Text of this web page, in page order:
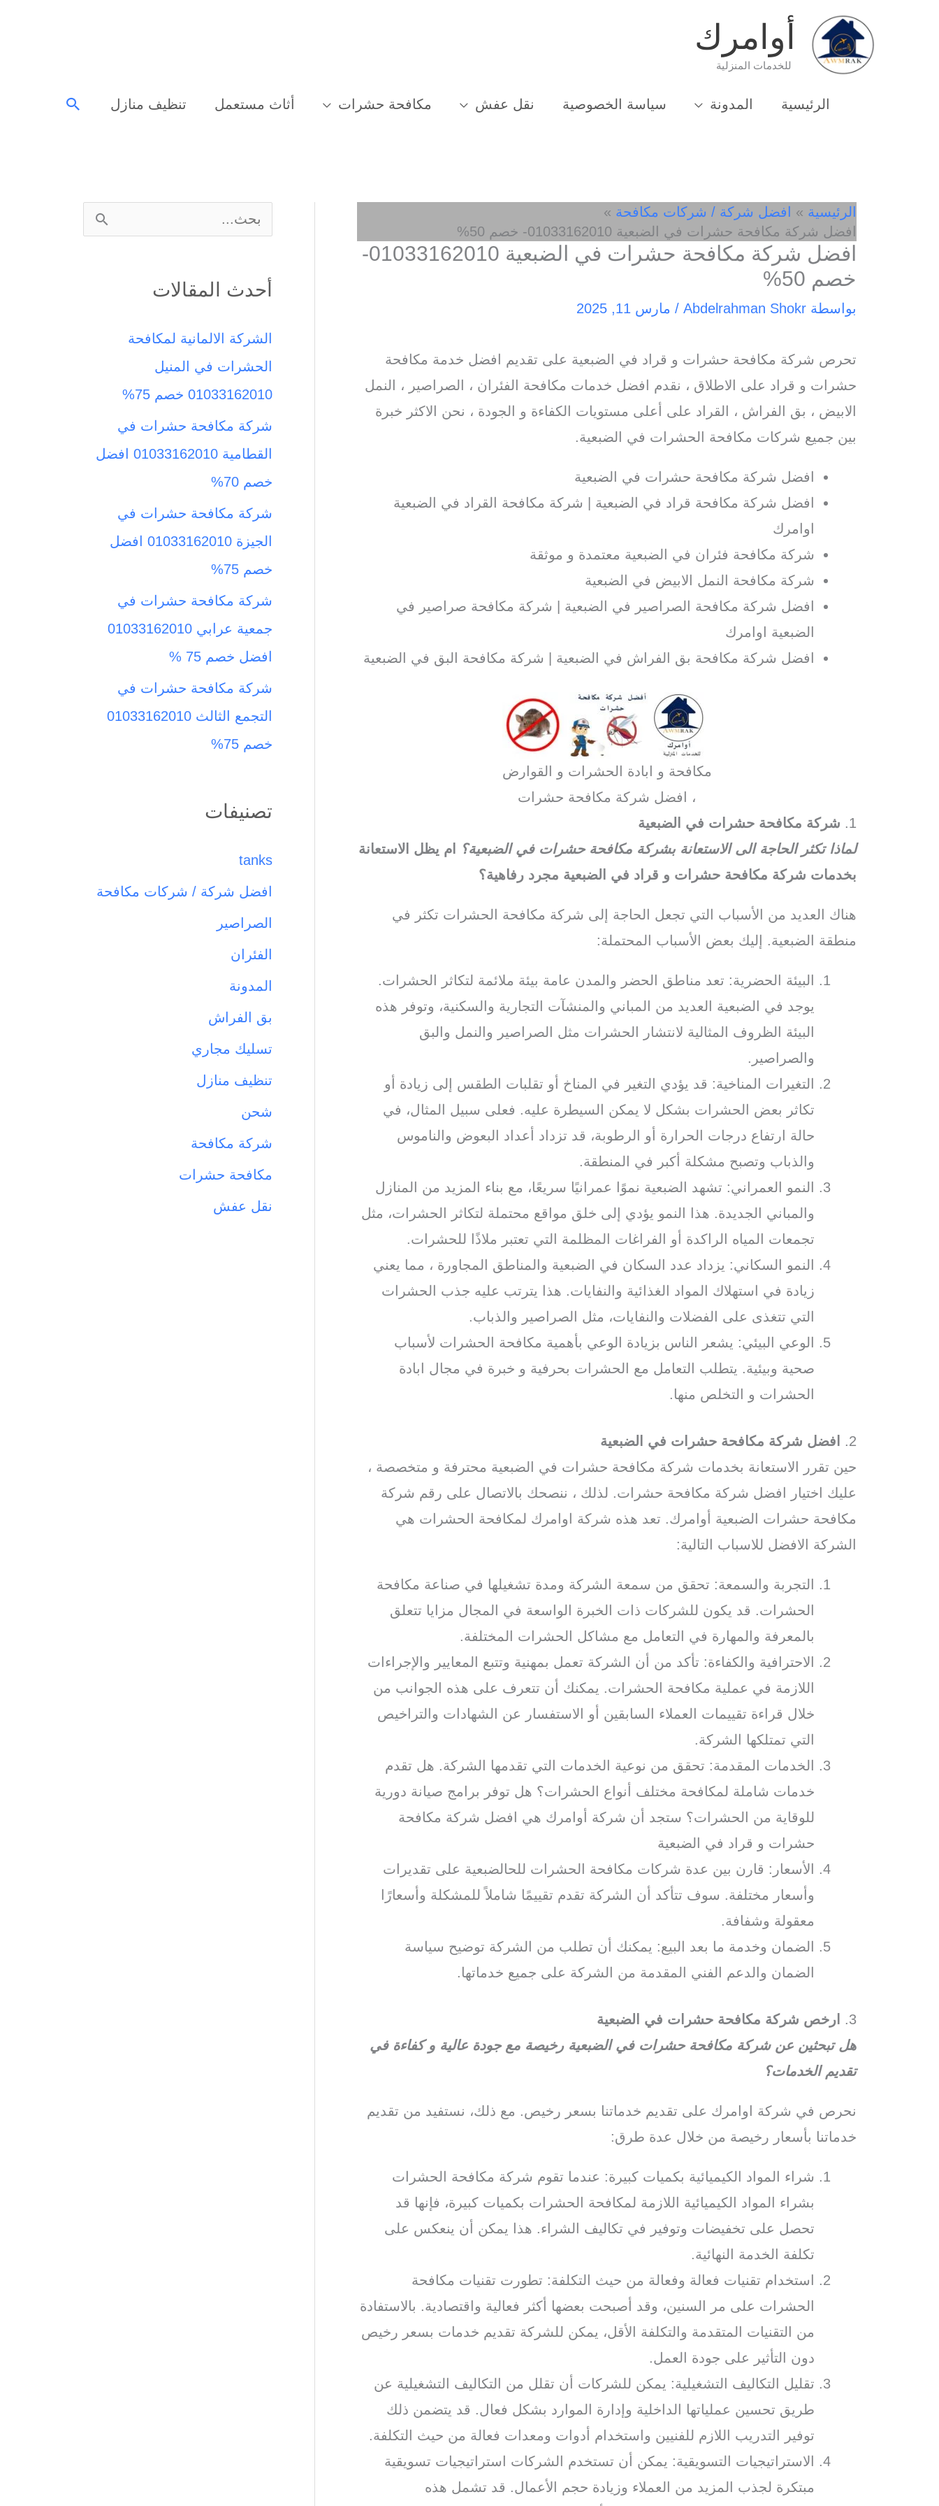
أوامرك
للخدمات المنزلية
الرئيسية المدونة سياسة الخصوصية نقل عفش مكافحة حشرات أثاث مستعمل تنظيف منازل البحث
الرئيسية
افضل شركة / شركات مكافحة
افضل شركة مكافحة حشرات في الضبعية 01033162010- خصم 50%
افضل شركة مكافحة حشرات في الضبعية 01033162010-
خصم 50%
بواسطة Abdelrahman Shokr
/ مارس 11, 2025
تحرص شركة مكافحة حشرات و قراد في الضبعية على تقديم افضل خدمة مكافحة
حشرات و قراد على الاطلاق ، نقدم افضل خدمات مكافحة الفئران ، الصراصير ، النمل
الابيض ، بق الفراش ، القراد على أعلى مستويات الكفاءة و الجودة ، نحن الاكثر خبرة
بين جميع شركات مكافحة الحشرات في الضبعية.
افضل شركة مكافحة حشرات في الضبعية
افضل شركة مكافحة قراد في الضبعية | شركة مكافحة القراد في الضبعية
اوامرك
شركة مكافحة فئران في الضبعية معتمدة و موثقة
شركة مكافحة النمل الابيض في الضبعية
افضل شركة مكافحة الصراصير في الضبعية | شركة مكافحة صراصير في
الضبعية اوامرك
افضل شركة مكافحة بق الفراش في الضبعية | شركة مكافحة البق في الضبعية
مكافحة و ابادة الحشرات و القوارض
، افضل شركة مكافحة حشرات
1.
شركة مكافحة حشرات في الضبعية
لماذا تكثر الحاجة الى الاستعانة بشركة مكافحة حشرات في الضبعية؟
ام يظل الاستعانة
بخدمات شركة مكافحة حشرات و قراد في الضبعية مجرد رفاهية؟
هناك العديد من الأسباب التي تجعل الحاجة إلى شركة مكافحة الحشرات تكثر في
منطقة الضبعية. إليك بعض الأسباب المحتملة:
البيئة الحضرية: تعد مناطق الحضر والمدن عامة بيئة ملائمة لتكاثر الحشرات.
يوجد في الضبعية العديد من المباني والمنشآت التجارية والسكنية، وتوفر هذه
البيئة الظروف المثالية لانتشار الحشرات مثل الصراصير والنمل والبق
والصراصير.
التغيرات المناخية: قد يؤدي التغير في المناخ أو تقلبات الطقس إلى زيادة أو
تكاثر بعض الحشرات بشكل لا يمكن السيطرة عليه. فعلى سبيل المثال، في
حالة ارتفاع درجات الحرارة أو الرطوبة، قد تزداد أعداد البعوض والناموس
والذباب وتصبح مشكلة أكبر في المنطقة.
النمو العمراني: تشهد الضبعية نموًا عمرانيًا سريعًا، مع بناء المزيد من المنازل
والمباني الجديدة. هذا النمو يؤدي إلى خلق مواقع محتملة لتكاثر الحشرات، مثل
تجمعات المياه الراكدة أو الفراغات المظلمة التي تعتبر ملاذًا للحشرات.
النمو السكاني: يزداد عدد السكان في الضبعية والمناطق المجاورة ، مما يعني
زيادة في استهلاك المواد الغذائية والنفايات. هذا يترتب عليه جذب الحشرات
التي تتغذى على الفضلات والنفايات، مثل الصراصير والذباب.
الوعي البيئي: يشعر الناس بزيادة الوعي بأهمية مكافحة الحشرات لأسباب
صحية وبيئية. يتطلب التعامل مع الحشرات بحرفية و خبرة في مجال ابادة
الحشرات و التخلص منها.
2.
افضل شركة مكافحة حشرات في الضبعية
حين تقرر الاستعانة بخدمات شركة مكافحة حشرات في الضبعية محترفة و متخصصة ،
عليك اختيار افضل شركة مكافحة حشرات. لذلك ، ننصحك بالاتصال على رقم شركة
مكافحة حشرات الضبعية أوامرك. تعد هذه شركة اوامرك لمكافحة الحشرات هي
الشركة الافضل للاسباب التالية:
التجربة والسمعة: تحقق من سمعة الشركة ومدة تشغيلها في صناعة مكافحة
الحشرات. قد يكون للشركات ذات الخبرة الواسعة في المجال مزايا تتعلق
بالمعرفة والمهارة في التعامل مع مشاكل الحشرات المختلفة.
الاحترافية والكفاءة: تأكد من أن الشركة تعمل بمهنية وتتبع المعايير والإجراءات
اللازمة في عملية مكافحة الحشرات. يمكنك أن تتعرف على هذه الجوانب من
خلال قراءة تقييمات العملاء السابقين أو الاستفسار عن الشهادات والتراخيص
التي تمتلكها الشركة.
الخدمات المقدمة: تحقق من نوعية الخدمات التي تقدمها الشركة. هل تقدم
خدمات شاملة لمكافحة مختلف أنواع الحشرات؟ هل توفر برامج صيانة دورية
للوقاية من الحشرات؟ ستجد أن شركة أوامرك هي افضل شركة مكافحة
حشرات و قراد في الضبعية
الأسعار: قارن بين عدة شركات مكافحة الحشرات للحالضبعية على تقديرات
وأسعار مختلفة. سوف تتأكد أن الشركة تقدم تقييمًا شاملاً للمشكلة وأسعارًا
معقولة وشفافة.
الضمان وخدمة ما بعد البيع: يمكنك أن تطلب من الشركة توضيح سياسة
الضمان والدعم الفني المقدمة من الشركة على جميع خدماتها.
3.
ارخص شركة مكافحة حشرات في الضبعية
هل تبحثين عن شركة مكافحة حشرات في الضبعية رخيصة مع جودة عالية و كفاءة في
تقديم الخدمات؟
نحرص في شركة اوامرك على تقديم خدماتنا بسعر رخيص. مع ذلك، نستفيد من تقديم
خدماتنا بأسعار رخيصة من خلال عدة طرق:
شراء المواد الكيميائية بكميات كبيرة: عندما تقوم شركة مكافحة الحشرات
بشراء المواد الكيميائية اللازمة لمكافحة الحشرات بكميات كبيرة، فإنها قد
تحصل على تخفيضات وتوفير في تكاليف الشراء. هذا يمكن أن ينعكس على
تكلفة الخدمة النهائية.
استخدام تقنيات فعالة وفعالة من حيث التكلفة: تطورت تقنيات مكافحة
الحشرات على مر السنين، وقد أصبحت بعضها أكثر فعالية واقتصادية. بالاستفادة
من التقنيات المتقدمة والتكلفة الأقل، يمكن للشركة تقديم خدمات بسعر رخيص
دون التأثير على جودة العمل.
تقليل التكاليف التشغيلية: يمكن للشركات أن تقلل من التكاليف التشغيلية عن
طريق تحسين عملياتها الداخلية وإدارة الموارد بشكل فعال. قد يتضمن ذلك
توفير التدريب اللازم للفنيين واستخدام أدوات ومعدات فعالة من حيث التكلفة.
الاستراتيجيات التسويقية: يمكن أن تستخدم الشركات استراتيجيات تسويقية
مبتكرة لجذب المزيد من العملاء وزيادة حجم الأعمال. قد تشمل هذه
ب
ث
ع
ن
أحدث المقالات
الشركة الالمانية لمكافحة
الحشرات في المنيل
01033162010 خصم 75%
شركة مكافحة حشرات في
القطامية 01033162010 افضل
خصم 70%
شركة مكافحة حشرات في
الجيزة 01033162010 افضل
خصم 75%
شركة مكافحة حشرات في
جمعية عرابي 01033162010
افضل خصم 75 %
شركة مكافحة حشرات في
التجمع الثالث 01033162010
خصم 75%
تصنيفات
tanks
افضل شركة / شركات مكافحة
الصراصير
الفئران
المدونة
بق الفراش
تسليك مجاري
تنظيف منازل
شحن
شركة مكافحة
مكافحة حشرات
نقل عفش